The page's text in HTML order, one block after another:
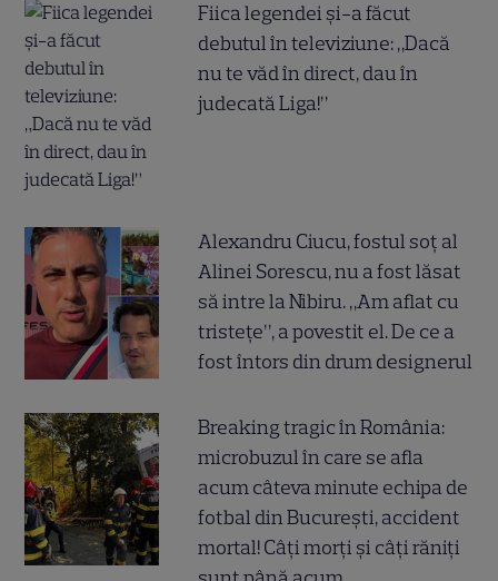
Fiica legendei și-a făcut
debutul în televiziune: „Dacă
nu te văd în direct, dau în
judecată Liga!”
Alexandru Ciucu, fostul soț al
Alinei Sorescu, nu a fost lăsat
să intre la Nibiru. „Am aflat cu
tristețe”, a povestit el. De ce a
fost întors din drum designerul
Breaking tragic în România:
microbuzul în care se afla
acum câteva minute echipa de
fotbal din București, accident
mortal! Câți morți și câți răniți